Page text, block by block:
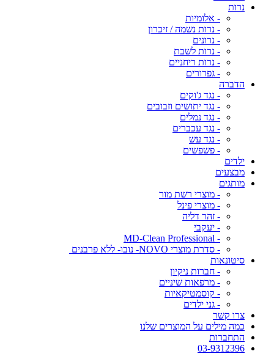
נרות
- אלומיות
- נרות נשמה / זיכרון
- נרונים
- נרות לשבת
- נרות ריחניים
- גפרורים
הדברה
- נגד ג'וקים
- נגד יתושים וזבובים
- נגד נמלים
- נגד עכברים
- נגד עש
- פשפשים
ילדים
מבצעים
מותגים
- מוצרי רשת מור
- מוצרי פינל
- זהר דליה
- יעקבי
- MD-Clean Professional
- סדרת מוצרי NOVO- נובו- ללא פרבנים
סיטונאות
- חברות ניקיון
- מרפאות שיניים
- קוסמטיקאיות
- גני ילדים
צרו קשר
כמה מילים על המוצרים שלנו
התחברות
03-9312396